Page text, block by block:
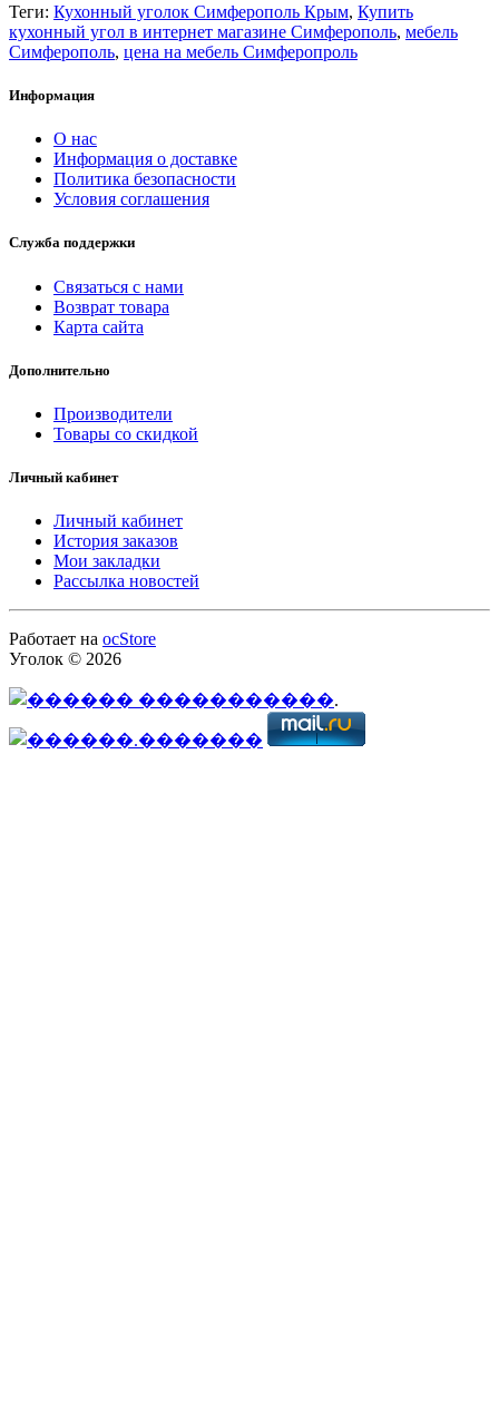
Теги: Кухонный уголок Симферополь Крым, Купить
кухонный угол в интернет магазине Симферополь, мебель
Симферополь, цена на мебель Симферопроль
Информация
О нас
Информация о доставке
Политика безопасности
Условия соглашения
Служба поддержки
Связаться с нами
Возврат товара
Карта сайта
Дополнительно
Производители
Товары со скидкой
Личный кабинет
Личный кабинет
История заказов
Мои закладки
Рассылка новостей
Работает на ocStore
Уголок © 2026
.